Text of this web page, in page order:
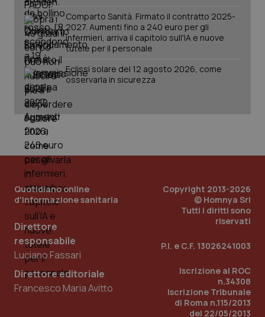
Comparto Sanità. Firmato il contratto 2025-
2027. Aumenti fino a 240 euro per gli
infermieri, arriva il capitolo sull'IA e nuove
tutele per il personale
Eclissi solare del 12 agosto 2026, come
osservarla in sicurezza
Quotidiano online
d'informazione sanitaria
Direttore
responsabile
Luciano Fassari
Direttore editoriale
Francesco Maria Avitto
Copyright 2013-2026
© Homnya Srl
Tutti i diritti sono
riservati
P.I. e C.F. 13026241003
Iscrizione al ROC
n.34308
Iscrizione Tribunale
di Roma n.115/2013
del 22/05/2013